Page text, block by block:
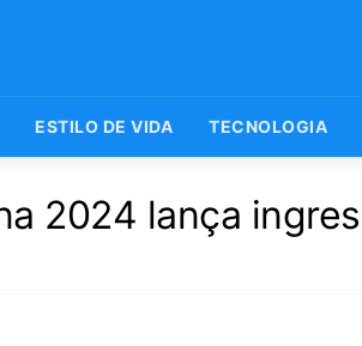
ESTILO DE VIDA TECNOLOGIA
2024 lança